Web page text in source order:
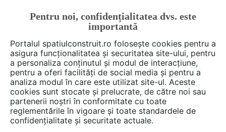
FĂ-ȚI CONT
CUM SE FACE
Deschide filtre
15 Fise tehnice în categoria
Pentru noi, confidențialitatea dvs. este
importantă
Portalul spatiulconstruit.ro folosește cookies pentru a
asigura funcționalitatea și securitatea site-ului, pentru
a personaliza conținutul și modul de interacțiune,
pentru a oferi facilități de social media și pentru a
analiza modul în care este utilizat site-ul. Aceste
cookies sunt stocate și prelucrate, de către noi sau
partenerii noștri în conformitate cu toate
reglementările în vigoare și toate standardele de
confidențialitate și securitate actuale.